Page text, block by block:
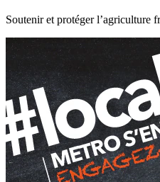
Soutenir et protéger l’agriculture